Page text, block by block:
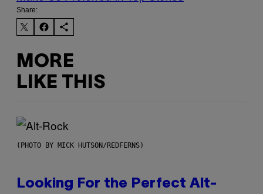
Share:
MORE
LIKE THIS
(PHOTO BY MICK HUTSON/REDFERNS)
Looking For the Perfect Alt-